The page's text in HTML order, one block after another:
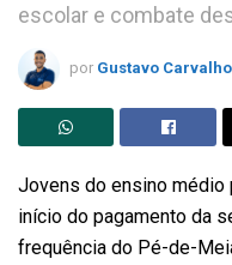
escolar e combate
por Gustavo Carvalho
Jovens do ensino médio
início do pagamento da
frequência do Pé-de-